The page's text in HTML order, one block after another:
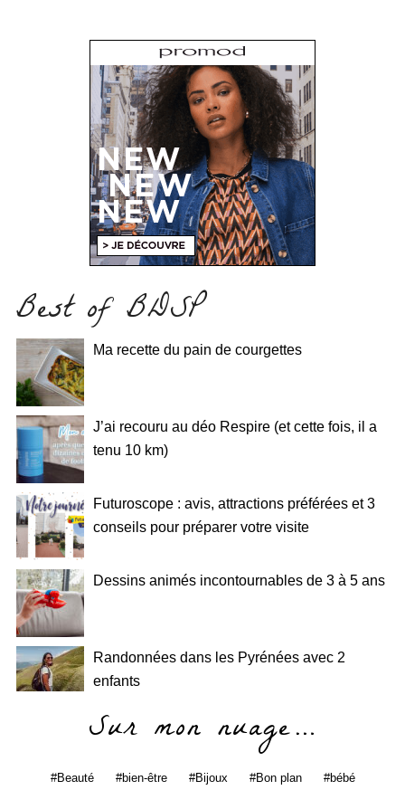
Best of BDSP
Ma recette du pain de courgettes
J’ai recouru au déo Respire (et cette fois, il a
tenu 10 km)
Futuroscope : avis, attractions préférées et 3
conseils pour préparer votre visite
Dessins animés incontournables de 3 à 5 ans
Randonnées dans les Pyrénées avec 2
enfants
Sur mon nuage…
Beauté bien-être Bijoux Bon plan bébé